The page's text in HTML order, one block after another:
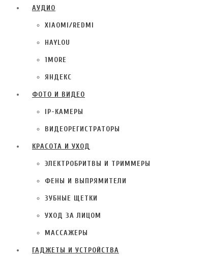
АУДИО
XIAOMI/REDMI
HAYLOU
1MORE
ЯНДЕКС
ФОТО И ВИДЕО
IP-КАМЕРЫ
ВИДЕОРЕГИСТРАТОРЫ
КРАСОТА И УХОД
ЭЛЕКТРОБРИТВЫ И ТРИММЕРЫ
ФЕНЫ И ВЫПРЯМИТЕЛИ
ЗУБНЫЕ ЩЕТКИ
УХОД ЗА ЛИЦОМ
МАССАЖЕРЫ
ГАДЖЕТЫ И УСТРОЙСТВА